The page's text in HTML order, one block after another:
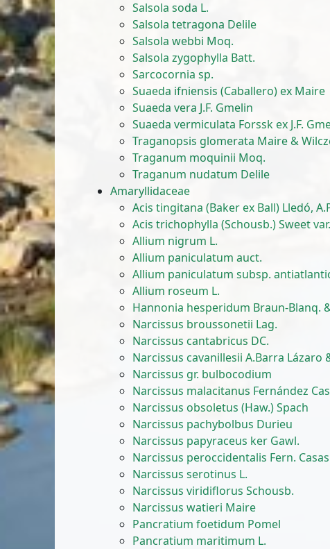
Salsola soda L.
Salsola tetragona Delile
Salsola webbi Moq.
Salsola zygophylla Batt.
Sarcocornia sp.
Suaeda ifniensis (Caballero) ex Maire
Suaeda vera J.F. Gmelin
Suaeda vermiculata Forssk ex J.F.
Traganopsis glomerata Maire &
Traganum moquinii Moq.
Traganum nudatum Delile
Amaryllidaceae
Acis tingitana (Baker ex Ball) Lledó,
Acis trichophylla (Schousb.) Sweet
Allium nigrum L.
Allium paniculatum auct.
Allium paniculatum subsp.
Allium roseum L.
Hannonia hesperidum Braun-Blanq.
Narcissus broussonetii Lag.
Narcissus cantabricus DC.
Narcissus cavanillesii A.Barra Lázaro
Narcissus gr. bulbocodium
Narcissus malacitanus Fernández
Narcissus obsoletus (Haw.) Spach
Narcissus pachybolbus Durieu
Narcissus papyraceus ker Gawl.
Narcissus peroccidentalis Fern. Casas
Narcissus serotinus L.
Narcissus viridiflorus Schousb.
Narcissus watieri Maire
Pancratium foetidum Pomel
Pancratium maritimum L.